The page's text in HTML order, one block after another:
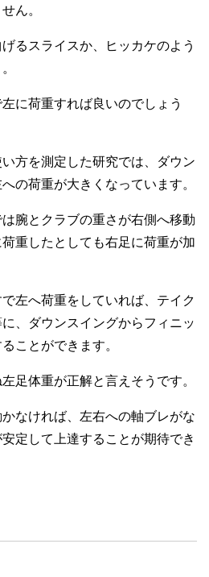
ん。
るスライスか、ヒッカケのよう
に荷重すれば良いのでしょう
方を測定した研究では、ダウン
の荷重が大きくなっています。
腕とクラブの重さが右側へ移動
重したとしても右足に荷重が加
左へ荷重をしていれば、テイク
、ダウンスイングからフィニッ
ことができます。
足体重が正解と言えそうです。
なければ、左右への軸ブレがな
定して上達することが期待でき